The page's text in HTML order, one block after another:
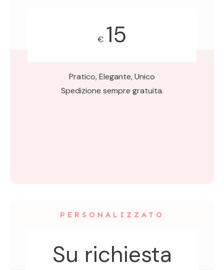
€ 15
Pratico, Elegante, Unico
Spedizione sempre gratuita.
PERSONALIZZATO
Su richiesta